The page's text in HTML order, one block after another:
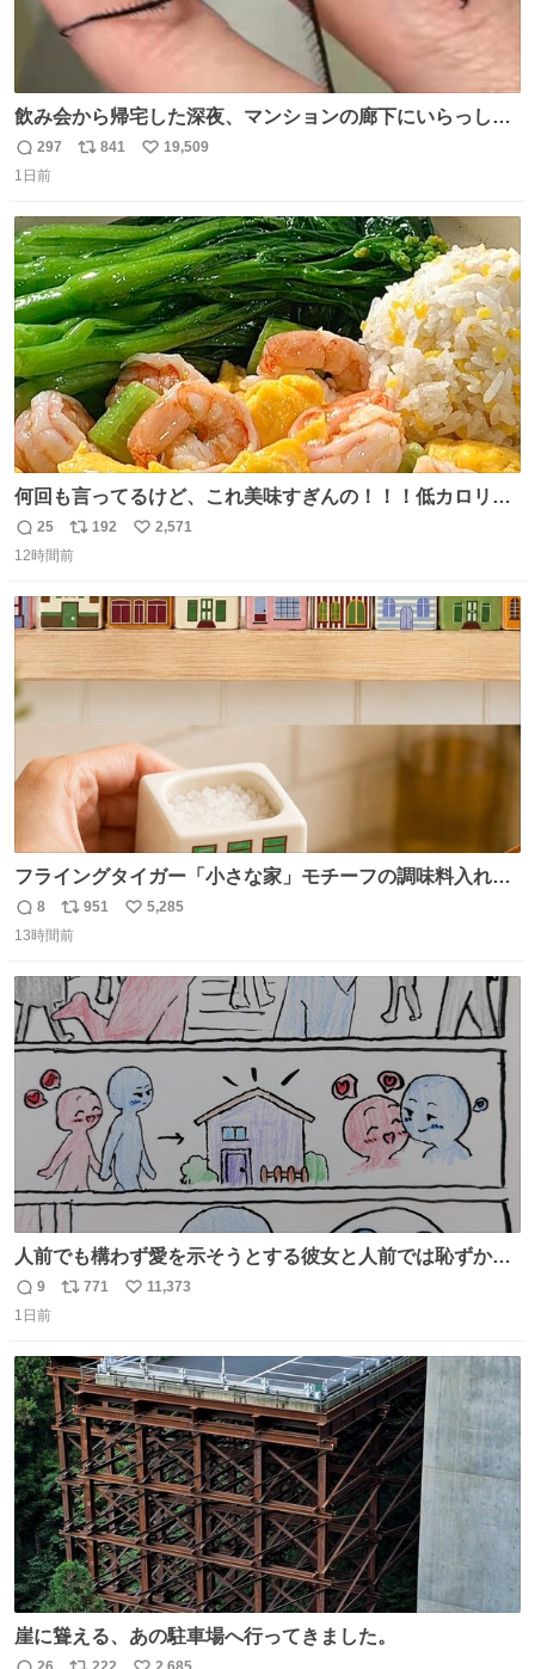
飲み会から帰宅した深夜、マンションの廊下にいらっしゃ
ったオニヤンマ様 まさかこんな都会でお会いできるなんて
思っておらず大興奮しております かっこよすぎる 指を差し
たが、飛ばないということは弱っていらっしゃるのでしょ
うか…素敵すぎる
返
信
297
リ
ト
数
841
い
数
19,509
1日前
何回も言ってるけど、これ美味すぎんの！！！低カロリー
で満足感エグいから一生食べてる😭
返
信
25
リ
ポ
ト
数
192
い
数
2,571
12時間前
フライングタイガー「小さな家」モチーフの調味料入れ、
並べれば“デンマークの街並み”に ピンク・グリーン・テラ
コッタの全9種 - fashion-press.net/news/149552
返
信
8
リ
ポ
ト
数
951
い
数
5,285
13時間前
人前でも構わず愛を示そうとする彼女と人前では恥ずかし
いけど彼女を死ぬほど愛している彼氏 同士いませんか✋️
返
信
9
リ
ト
数
771
い
数
11,373
1日前
崖に聳える、あの駐車場へ行ってきました。